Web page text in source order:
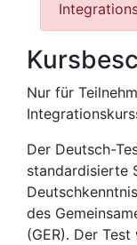
Nur für
Der Deutsch-
standardisierte
des
(GER). Der